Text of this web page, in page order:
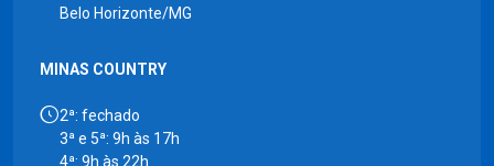
Belo Horizonte/MG
MINAS COUNTRY
2ª: fechado
3ª e 5ª: 9h às 17h
4ª: 9h às 22h